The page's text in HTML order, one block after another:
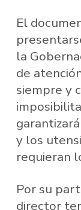
El
la
de
siempre y
y los
requieran
Por su
director